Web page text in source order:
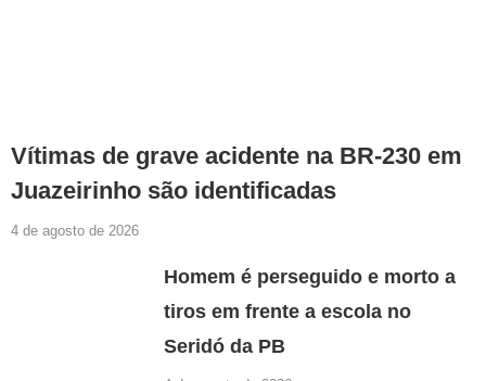
Vítimas de grave acidente na BR-230 em
Juazeirinho são identificadas
4 de agosto de 2026
Homem é perseguido e morto a
tiros em frente a escola no
Seridó da PB